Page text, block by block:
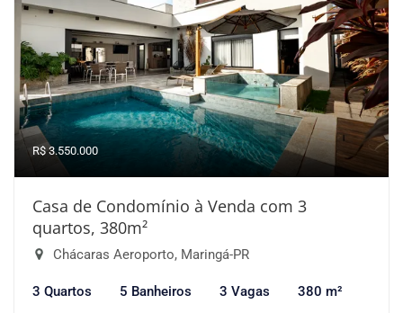
R$ 3.550.000
Casa de Condomínio à Venda com 3
quartos, 380m²
Chácaras Aeroporto, Maringá-PR
3 Quartos 5 Banheiros 3 Vagas 380 m²